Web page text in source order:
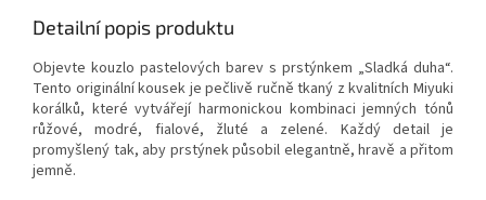
Detailní popis produktu
Objevte kouzlo pastelových barev s prstýnkem „Sladká duha“.
Tento originální kousek je pečlivě ručně tkaný z kvalitních Miyuki
korálků, které vytvářejí harmonickou kombinaci jemných tónů
růžové, modré, fialové, žluté a zelené. Každý detail je
promyšlený tak, aby prstýnek působil elegantně, hravě a přitom
jemně.